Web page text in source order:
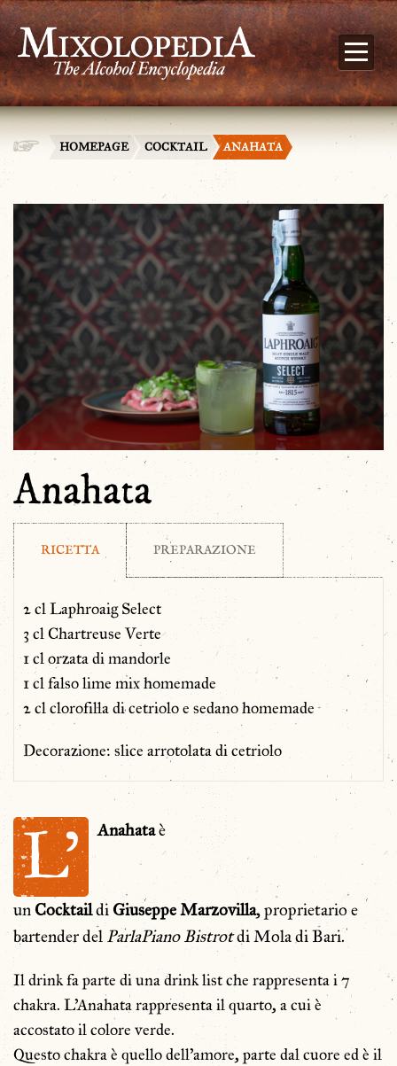
HOMEPAGE COCKTAIL ANAHATA
Anahata
RICETTA PREPARAZIONE
2 cl Laphroaig Select
3 cl Chartreuse Verte
1 cl orzata di mandorle
1 cl falso lime mix homemade
2 cl clorofilla di cetriolo e sedano homemade
Decorazione: slice arrotolata di cetriolo
L’ Anahataè
un Cocktaildi GiuseppeMarzovilla, proprietario e
bartender del ParlaPiano Bistrotdi Mola di Bari.
Il drink fa parte di una drink list che rappresenta i 7
chakra. L’Anahata rappresenta il quarto, a cui è
accostato il colore verde.
Questo chakra è quello dell’amore, parte dal cuore ed è il